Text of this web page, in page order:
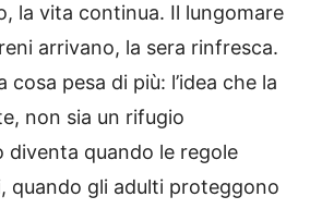
la vita continua. Il lungomare
arrivano, la sera rinfresca.
cosa pesa di più: l’idea che la
non sia un rifugio
diventa quando le regole
quando gli adulti proteggono